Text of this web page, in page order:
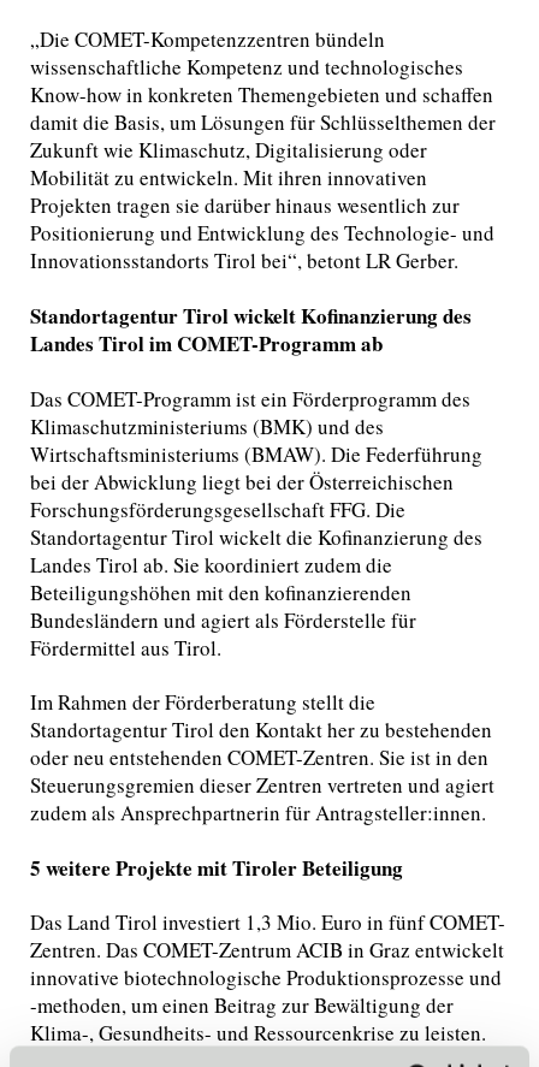
„Die COMET-Kompetenzzentren bündeln
wissenschaftliche Kompetenz und technologisches
Know-how in konkreten Themengebieten und schaffen
damit die Basis, um Lösungen für Schlüsselthemen der
Zukunft wie Klimaschutz, Digitalisierung oder
Mobilität zu entwickeln. Mit ihren innovativen
Projekten tragen sie darüber hinaus wesentlich zur
Positionierung und Entwicklung des Technologie- und
Innovationsstandorts Tirol bei“, betont LR Gerber.
Standortagentur Tirol wickelt Kofinanzierung des
Landes Tirol im COMET-Programm ab
Das COMET-Programm ist ein Förderprogramm des
Klimaschutzministeriums (BMK) und des
Wirtschaftsministeriums (BMAW). Die Federführung
bei der Abwicklung liegt bei der Österreichischen
Forschungsförderungsgesellschaft FFG. Die
Standortagentur Tirol wickelt die Kofinanzierung des
Landes Tirol ab. Sie koordiniert zudem die
Beteiligungshöhen mit den kofinanzierenden
Bundesländern und agiert als Förderstelle für
Fördermittel aus Tirol.
Im Rahmen der Förderberatung stellt die
Standortagentur Tirol den Kontakt her zu bestehenden
oder neu entstehenden COMET-Zentren. Sie ist in den
Steuerungsgremien dieser Zentren vertreten und agiert
zudem als Ansprechpartnerin für Antragsteller:innen.
5 weitere Projekte mit Tiroler Beteiligung
Das Land Tirol investiert 1,3 Mio. Euro in fünf COMET-
Zentren. Das COMET-Zentrum ACIB in Graz entwickelt
innovative biotechnologische Produktionsprozesse und
-methoden, um einen Beitrag zur Bewältigung der
Klima-, Gesundheits- und Ressourcenkrise zu leisten.
Tiroler Projektpartner:innen sind Iduna Genomics